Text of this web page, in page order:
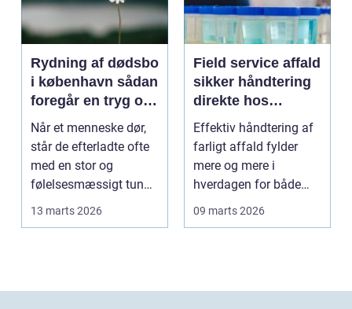
Rydning af dødsbo
i københavn sådan
foregår en tryg og
effektiv proces
Når et menneske dør,
står de efterladte ofte
med en stor og
følelsesmæssigt tung
opgave: at få rydde...
13 marts 2026
Field service affald
sikker håndtering
direkte hos
virksomheden
Effektiv håndtering af
farligt affald fylder
mere og mere i
hverdagen for både
produktionsvirksomhe
09 marts 2026